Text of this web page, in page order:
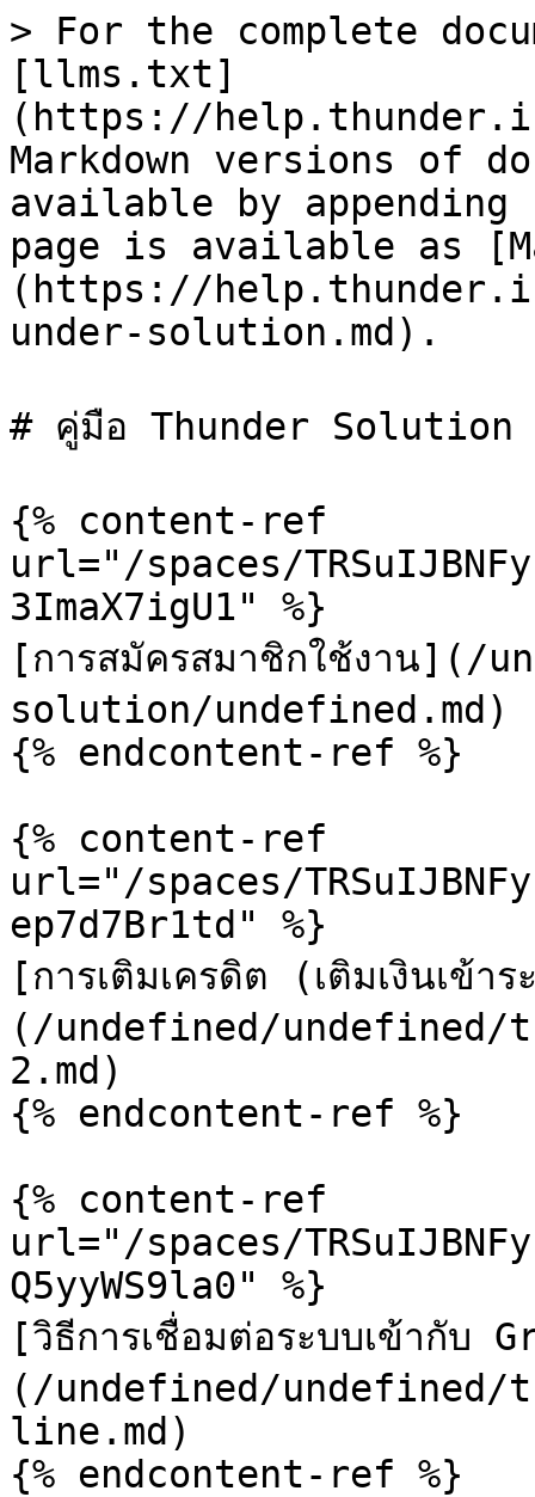
> For the complete
[llms.txt]
(https://
Markdown versions of
available by
page is available as
(https://
under-solution.md).
# คู่มือ Thunder Solution
{% content-ref
url="/spaces/
3ImaX7igU1" %}
[การสมัครสมาชิกใช้งาน
solution/undefined.md)
{% endcontent-ref %}
{% content-ref
url="/spaces/
ep7d7Br1td" %}
[การเติมเครดิต (เติมเงินเข้า
(/undefined/undefined/
2.md)
{% endcontent-ref %}
{% content-ref
url="/spaces/
Q5yyWS9la0" %}
[วิธีการเชื่อมต่อระบบเข้ากับ
(/undefined/undefined/
line.md)
{% endcontent-ref %}